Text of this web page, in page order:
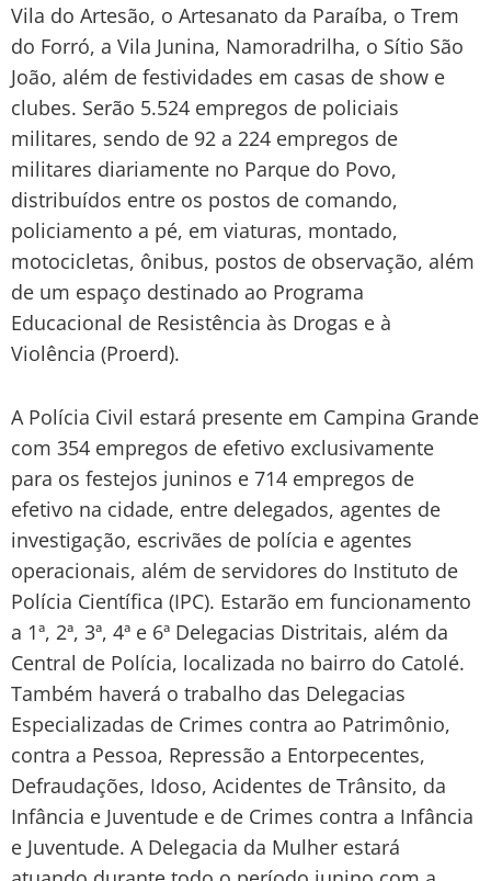
Vila do Artesão, o Artesanato da Paraíba, o Trem
do Forró, a Vila Junina, Namoradrilha, o Sítio São
João, além de festividades em casas de show e
clubes. Serão 5.524 empregos de policiais
militares, sendo de 92 a 224 empregos de
militares diariamente no Parque do Povo,
distribuídos entre os postos de comando,
policiamento a pé, em viaturas, montado,
motocicletas, ônibus, postos de observação, além
de um espaço destinado ao Programa
Educacional de Resistência às Drogas e à
Violência (Proerd).
A Polícia Civil estará presente em Campina Grande
com 354 empregos de efetivo exclusivamente
para os festejos juninos e 714 empregos de
efetivo na cidade, entre delegados, agentes de
investigação, escrivães de polícia e agentes
operacionais, além de servidores do Instituto de
Polícia Científica (IPC). Estarão em funcionamento
a 1ª, 2ª, 3ª, 4ª e 6ª Delegacias Distritais, além da
Central de Polícia, localizada no bairro do Catolé.
Também haverá o trabalho das Delegacias
Especializadas de Crimes contra ao Patrimônio,
contra a Pessoa, Repressão a Entorpecentes,
Defraudações, Idoso, Acidentes de Trânsito, da
Infância e Juventude e de Crimes contra a Infância
e Juventude. A Delegacia da Mulher estará